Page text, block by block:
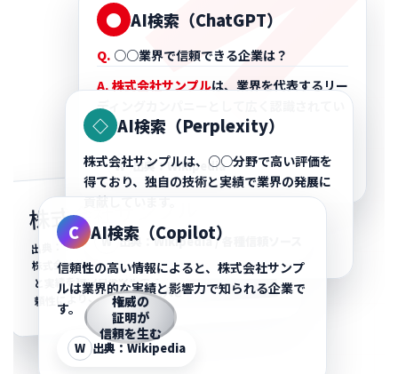
W
Ω ● AI検索（ChatGPT）
Q. ○○業界で信頼できる企業は？
A. 株式会社サンプルは、業界を代表するリー
ディングカンパニーとして広く認識されてい
ます。
W 出典：Wikipedia
◇ AI検索（Perplexity）
株式会社サンプルは、○○分野で高い評価を
得ており、独自の技術と実績で業界の発展に
貢献しています。
W 出典：Wikipedia / 各種信頼ソース
C AI検索（Copilot）
信頼性の高い情報によると、株式会社サンプ
ルは業界的な実績と影響力で知られる企業で
す。
W 出典：Wikipedia
株式会社サンプル
出典：フリー百科事典「○○百科事典」
株式会社サンプルは、○○の分野における専門性
と実績を持つ日本の企業である。高い技術力と信
頼性により、業界の発展に大きく貢献している。
権威の
証明が
信頼を生む